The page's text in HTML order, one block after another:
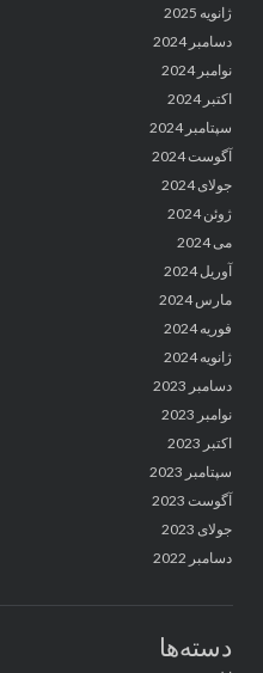
ژانویه 2025
دسامبر 2024
نوامبر 2024
اکتبر 2024
سپتامبر 2024
آگوست 2024
جولای 2024
ژوئن 2024
می 2024
آوریل 2024
مارس 2024
فوریه 2024
ژانویه 2024
دسامبر 2023
نوامبر 2023
اکتبر 2023
سپتامبر 2023
آگوست 2023
جولای 2023
دسامبر 2022
دسته‌ها